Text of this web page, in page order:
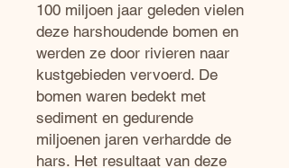
100 miljoen jaar geleden vielen
deze harshoudende bomen en
werden ze door rivieren naar
kustgebieden vervoerd. De
bomen waren bedekt met
sediment en gedurende
miljoenen jaren verhardde de
hars. Het resultaat van deze